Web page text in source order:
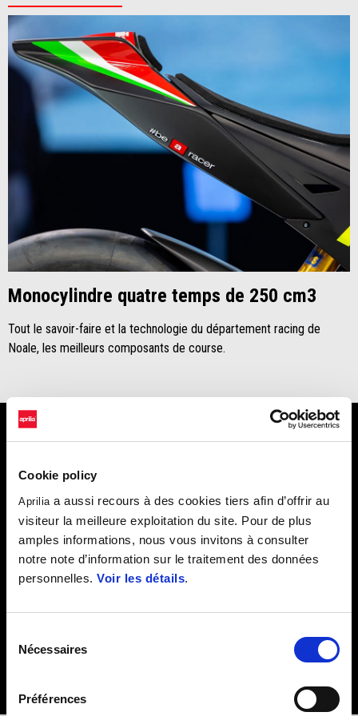
Cookie policy
Aprilia a aussi recours à des cookies tiers afin d’offrir au
visiteur la meilleure exploitation du site. Pour de plus
amples informations, nous vous invitons à consulter
notre note d’information sur le traitement des données
personnelles. Voir les détails.
Nécessaires
Préférences
Monocylindre quatre temps de 250 cm3
Tout le savoir-faire et la technologie du département racing de
Noale, les meilleurs composants de course.
Contactez Ohvale pour obtenir
davantage d'informations sur
l'achat du modèle et sur la façon
de participer au championnat
CLIQUEZ ICI